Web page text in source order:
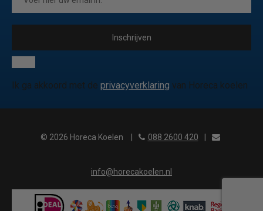
Inschrijven
Ik ga akkoord met de privacyverklaring van Horeca koelen
© 2026 Horeca Koelen 088 2600 420
info@horecakoelen.nl